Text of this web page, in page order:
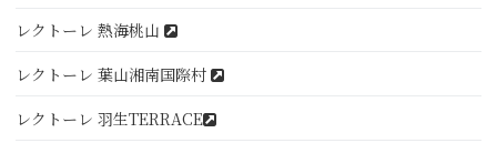
レクトーレ 熱海桃山
レクトーレ 葉山湘南国際村
レクトーレ 羽生TERRACE